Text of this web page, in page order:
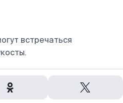
встречаться